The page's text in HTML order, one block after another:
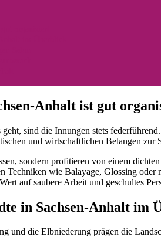
Anhalt ist gut
sind die Innungen stets
und wirtschaftlichen Belangen zur
sondern profitieren von einem
Techniken wie Balayage, Glossing
auf saubere Arbeit und geschultes
in Sachsen-Anhalt im
und die Elbniederung prägen die